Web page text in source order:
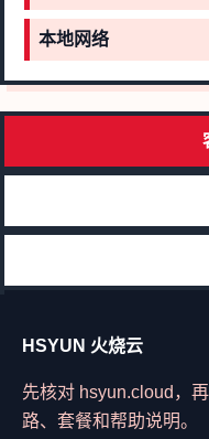
本地网络
HSYUN 火烧云
先核对 hsyun.cloud，
路、套餐和帮助说明。